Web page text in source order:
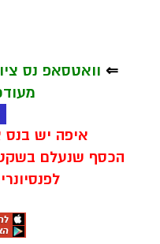
⇐ וואטסאפ נס
איפה יש בנס
הכסף שנעלם